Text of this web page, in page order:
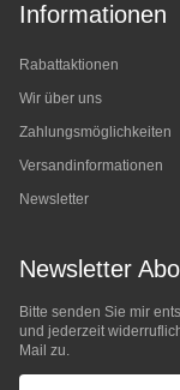
Informationen
Rabattaktionen
Wir über uns
Zahlungsmöglichkeiten
Versandinformationen
Newsletter
Newsletter
Bitte senden Sie mir
und jederzeit
Mail zu.